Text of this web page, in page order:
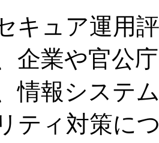
キュア運用
企業や官公
情報システ
ティ対策に